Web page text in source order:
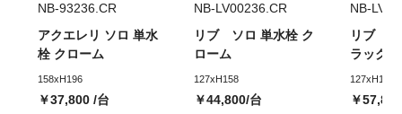
NB-93236.CR
アクエレリ ソロ 単水
栓 クローム
158xH196
￥37,800/台
NB-LV00236.CR
リブ ソロ 単水栓 ク
ローム
127xH158
￥44,800/台
NB-
リブ ソ
ラック
127xH158
￥57,800